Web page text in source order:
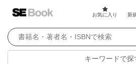
お気に入り 新
キーワードで探